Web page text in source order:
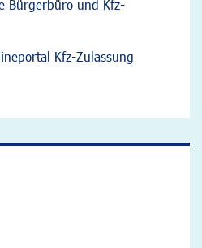
Bürgerbüro und Kfz-
Kfz-Zulassung